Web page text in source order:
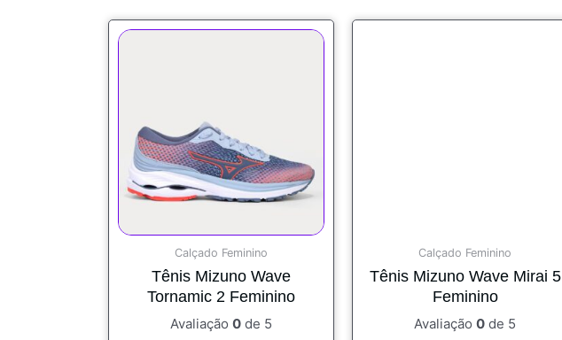
Calçado Feminino
Tênis Mizuno Wave
Tornamic 2 Feminino
Avaliação 0 de 5
Calçado Feminino
Tênis Mizuno Wave Mirai 5
Feminino
Avaliação 0 de 5